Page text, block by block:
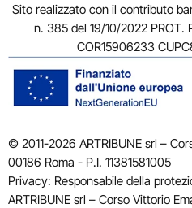
Sito realizzato con il contributo
n. 385 del 19/10/2022 PROT.
COR15906233
© 2011-2026 ARTRIBUNE srl –
00186 Roma - P.I. 11381581005
Privacy: Responsabile della
ARTRIBUNE srl – Corso Vittorio